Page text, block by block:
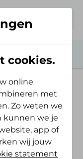
cookies.
online
met
Zo weten we
kunnen we je
app of
wij jouw
statement